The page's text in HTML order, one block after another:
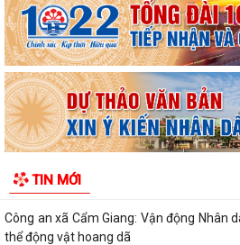
TIN MỚI
phục vụ giám định ADN
THÔNG BÁO số 03/TB-TTPVHCC
Phục vụ HCC Về việc tổ chức hướng dẫn,
Xã Cẩm Giang dự Hội nghị trực tuyến
bản đồ địa chính và xây dựng cơ...
diện bao phủ bảo hiểm xã hội, bảo...
Công an xã Cẩm Giang: Vận động Nhân
thể động vật hoang dã